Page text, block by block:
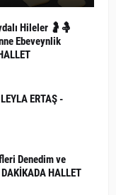
Hileler 🤰🤱
Ebeveynlik
ERTAŞ -
Denedim ve
HALLET